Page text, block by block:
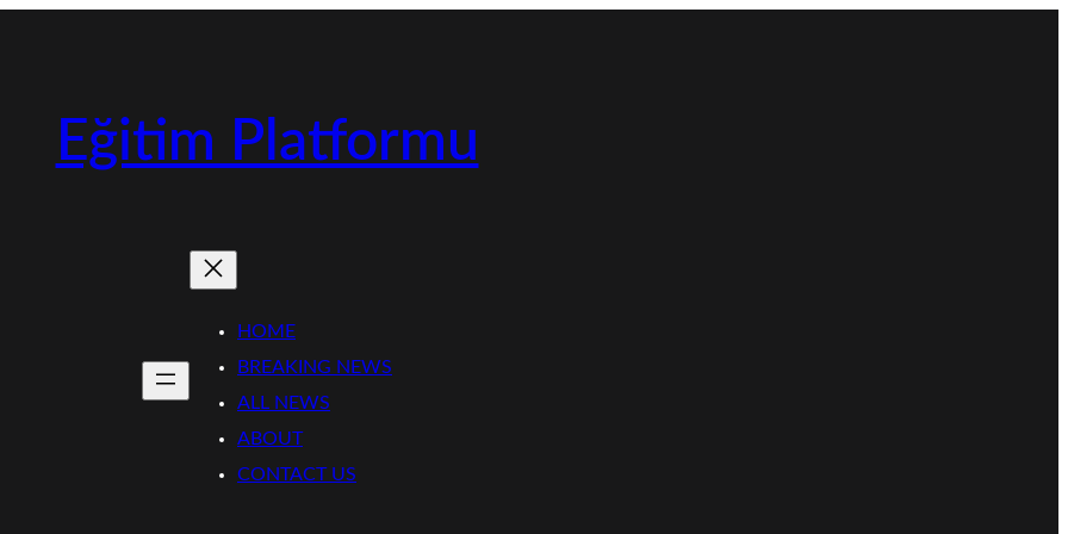
Eğitim Platformu
HOME
BREAKING NEWS
ALL NEWS
ABOUT
CONTACT US